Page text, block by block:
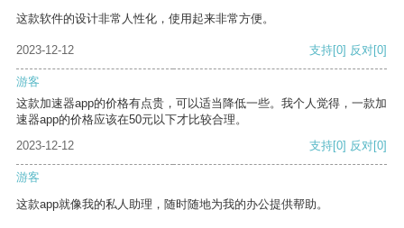
这款软件的设计非常人性化，使用起来非常方便。
2023-12-12 支持[0] 反对[0]
游客
这款加速器app的价格有点贵，可以适当降低一些。我个人觉得，一款加
速器app的价格应该在50元以下才比较合理。
2023-12-12
支持[0] 反对[0]
游客
这款app就像我的私人助理，随时随地为我的办公提供帮助。